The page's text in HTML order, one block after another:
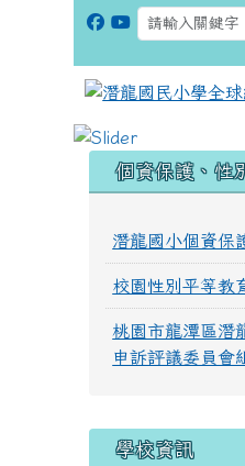
個資保護、性
潛龍國小個資保
校園性別平等教
桃園市龍潭區潛
申訴評議委員會
學校資訊